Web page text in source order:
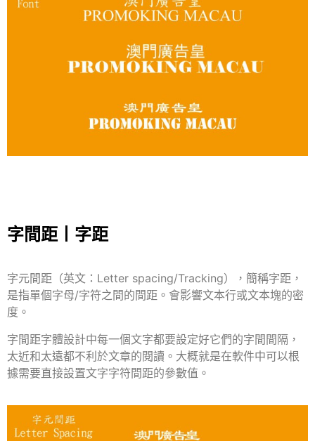
字間距丨字距
字元間距（英文：Letter spacing/Tracking），簡稱字距，
是指單個字母/字符之間的間距。會影響文本行或文本塊的密
度。
字間距字體設計中每一個文字都要設定好它們的字間間隔，
太近和太遠都不利於文章的閱讀。大概就是在軟件中可以根
據需要直接設置文字字符間距的參數值。